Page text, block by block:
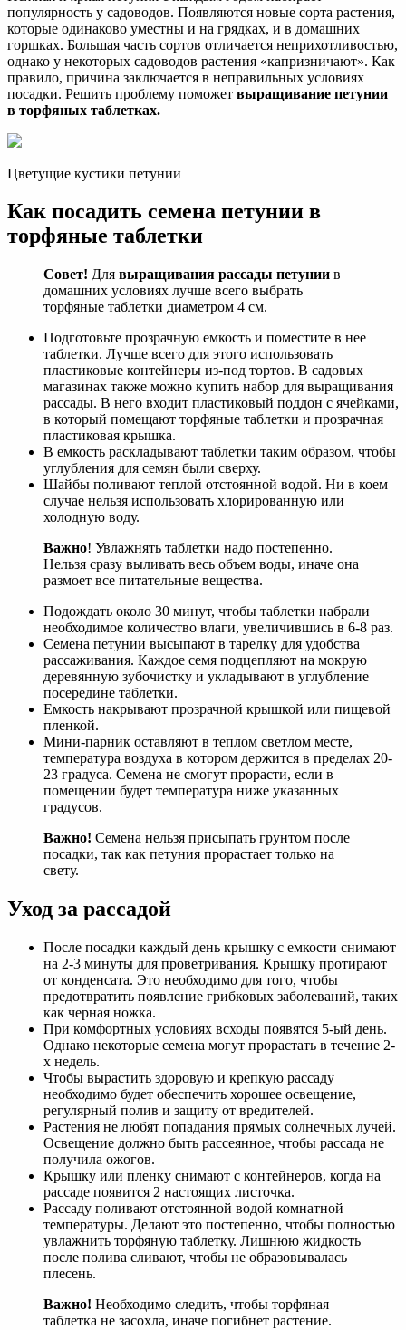
популярность у садоводов. Появляются новые сорта растения,
которые одинаково уместны и на грядках, и в домашних
горшках. Большая часть сортов отличается неприхотливостью,
однако у некоторых садоводов растения «капризничают». Как
правило, причина заключается в неправильных условиях
посадки. Решить проблему поможет выращивание петунии
в торфяных таблетках.
Цветущие кустики петунии
Как посадить семена петунии в
торфяные таблетки
Совет! Для выращивания рассады петунии в
домашних условиях лучше всего выбрать
торфяные таблетки диаметром 4 см.
Подготовьте прозрачную емкость и поместите в нее
таблетки. Лучше всего для этого использовать
пластиковые контейнеры из-под тортов. В садовых
магазинах также можно купить набор для выращивания
рассады. В него входит пластиковый поддон с ячейками,
в который помещают торфяные таблетки и прозрачная
пластиковая крышка.
В емкость раскладывают таблетки таким образом, чтобы
углубления для семян были сверху.
Шайбы поливают теплой отстоянной водой. Ни в коем
случае нельзя использовать хлорированную или
холодную воду.
Важно! Увлажнять таблетки надо постепенно.
Нельзя сразу выливать весь объем воды, иначе она
размоет все питательные вещества.
Подождать около 30 минут, чтобы таблетки набрали
необходимое количество влаги, увеличившись в 6-8 раз.
Семена петунии высыпают в тарелку для удобства
рассаживания. Каждое семя подцепляют на мокрую
деревянную зубочистку и укладывают в углубление
посередине таблетки.
Емкость накрывают прозрачной крышкой или пищевой
пленкой.
Мини-парник оставляют в теплом светлом месте,
температура воздуха в котором держится в пределах 20-
23 градуса. Семена не смогут прорасти, если в
помещении будет температура ниже указанных
градусов.
Важно! Семена нельзя присыпать грунтом после
посадки, так как петуния прорастает только на
свету.
Уход за рассадой
После посадки каждый день крышку с емкости снимают
на 2-3 минуты для проветривания. Крышку протирают
от конденсата. Это необходимо для того, чтобы
предотвратить появление грибковых заболеваний, таких
как черная ножка.
При комфортных условиях всходы появятся 5-ый день.
Однако некоторые семена могут прорастать в течение 2-
х недель.
Чтобы вырастить здоровую и крепкую рассаду
необходимо будет обеспечить хорошее освещение,
регулярный полив и защиту от вредителей.
Растения не любят попадания прямых солнечных лучей.
Освещение должно быть рассеянное, чтобы рассада не
получила ожогов.
Крышку или пленку снимают с контейнеров, когда на
рассаде появится 2 настоящих листочка.
Рассаду поливают отстоянной водой комнатной
температуры. Делают это постепенно, чтобы полностью
увлажнить торфяную таблетку. Лишнюю жидкость
после полива сливают, чтобы не образовывалась
плесень.
Важно! Необходимо следить, чтобы торфяная
таблетка не засохла, иначе погибнет растение.